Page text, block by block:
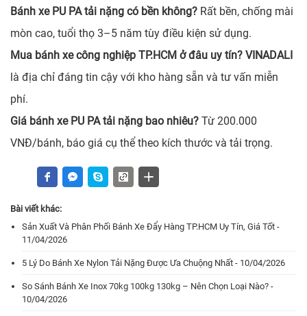
Bánh xe PU PA tải nặng có bền không? Rất bền, chống mài
mòn cao, tuổi thọ 3–5 năm tùy điều kiện sử dụng.
Mua bánh xe công nghiệp TP.HCM ở đâu uy tín? VINADALI
là địa chỉ đáng tin cậy với kho hàng sẵn và tư vấn miễn
phí.
Giá bánh xe PU PA tải nặng bao nhiêu? Từ 200.000
VNĐ/bánh, báo giá cụ thể theo kích thước và tải trọng.
Bài viết khác:
Sản Xuất Và Phân Phối Bánh Xe Đẩy Hàng TP.HCM Uy Tín, Giá Tốt -
11/04/2026
5 Lý Do Bánh Xe Nylon Tải Nặng Được Ưa Chuộng Nhất - 10/04/2026
So Sánh Bánh Xe Inox 70kg 100kg 130kg – Nên Chọn Loại Nào? -
10/04/2026